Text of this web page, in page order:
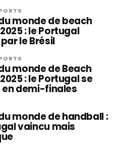
monde de beach
: le Portugal
le Brésil
monde de Beach
: le Portugal se
en demi-finales
monde de handball :
vaincu mais